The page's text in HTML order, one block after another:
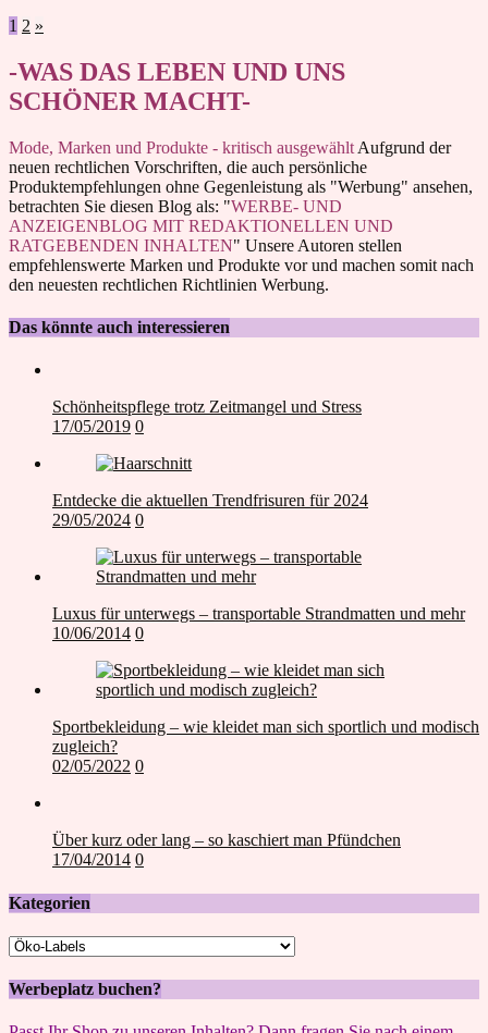
Seitennummerierung
der
Beiträge
1 2 »
-WAS DAS LEBEN UND UNS
SCHÖNER MACHT-
Mode, Marken und Produkte - kritisch ausgewählt Aufgrund der
neuen rechtlichen Vorschriften, die auch persönliche
Produktempfehlungen ohne Gegenleistung als "Werbung" ansehen,
betrachten Sie diesen Blog als: "WERBE- UND
ANZEIGENBLOG MIT REDAKTIONELLEN UND
RATGEBENDEN INHALTEN" Unsere Autoren stellen
empfehlenswerte Marken und Produkte vor und machen somit nach
den neuesten rechtlichen Richtlinien Werbung.
Das könnte auch interessieren
Schönheitspflege trotz Zeitmangel und Stress
17/05/2019 0
Entdecke die aktuellen Trendfrisuren für 2024
29/05/2024 0
Luxus für unterwegs – transportable Strandmatten und mehr
10/06/2014 0
Sportbekleidung – wie kleidet man sich sportlich und modisch
zugleich?
02/05/2022 0
Über kurz oder lang – so kaschiert man Pfündchen
17/04/2014 0
Kategorien
Kategorien
Werbeplatz buchen?